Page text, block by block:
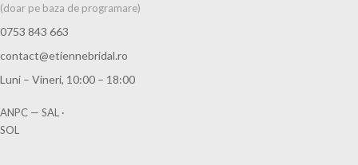
(doar pe baza de programare)
0753 843 663
contact@etiennebridal.ro
Luni – Vineri, 10:00 – 18:00
ANPC — SAL ·
SOL